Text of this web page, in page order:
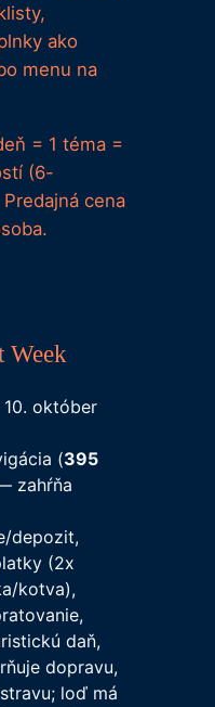
ako
menu na
= 1 téma =
(6-
cena
Week
10. október
(395
zahŕňa
depozit,
(2x
kotva),
daň,
dopravu,
loď má